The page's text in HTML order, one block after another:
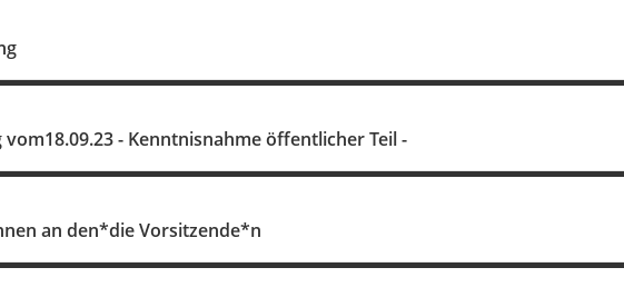
- Kenntnisnahme öffentlicher Teil -
an den*die Vorsitzende*n